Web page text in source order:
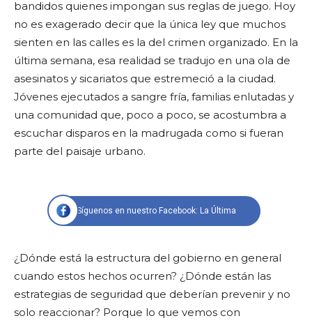
bandidos quienes impongan sus reglas de juego. Hoy
no es exagerado decir que la única ley que muchos
sienten en las calles es la del crimen organizado. En la
última semana, esa realidad se tradujo en una ola de
asesinatos y sicariatos que estremeció a la ciudad.
Jóvenes ejecutados a sangre fría, familias enlutadas y
una comunidad que, poco a poco, se acostumbra a
escuchar disparos en la madrugada como si fueran
parte del paisaje urbano.
Síguenos en nuestro Facebook: La Última
¿Dónde está la estructura del gobierno en general
cuando estos hechos ocurren? ¿Dónde están las
estrategias de seguridad que deberían prevenir y no
solo reaccionar? Porque lo que vemos con